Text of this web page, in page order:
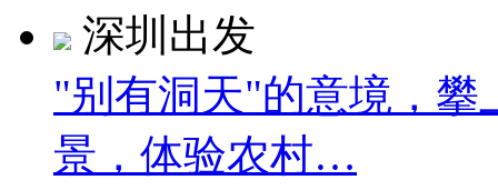
深圳出发
"别有洞天"的意境，攀
景，体验农村…